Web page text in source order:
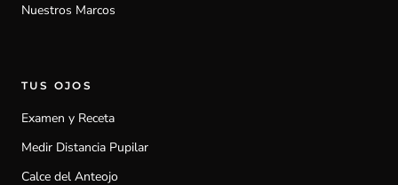
Nuestros Marcos
TUS OJOS
Examen y Receta
Medir Distancia Pupilar
Calce del Anteojo